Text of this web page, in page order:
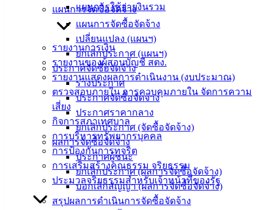
แผนการจัดซื้อจัดจ้าง
แผนการจัดซื้อจัดจ้าง
เปลี่ยนแปลง (แผนฯ)
ยกเลิกประกาศ (แผนฯ)
ประกาศจัดซื้อจัดจ้าง
ร่างประกาศ
ประกาศจัดซื้อจัดจ้าง
ประกาศราคากลาง
ยกเลิกประกาศ (จัดซื้อจัดจ้าง)
ผลการจัดซื้อจัดจ้าง
ประกาศผู้ชนะ
ยกเลิกประกาศ (ผลการจัดซื้อจัดจ้าง)
บอกเลิกสัญญา (ผลการจัดซื้อจัดจ้าง)
สรุปผลการดำเนินการจัดซื้อจัดจ้าง
แผนการใช้จ่ายงินรวม
รายงานการเงิน
รายงานของผู้สอบบัญชี สตง.
รายงานแสดงผลการดำเนินงาน (งบประมาณ)
ตรวจสอบภายใน การควบคุมภายใน จัดการความ
เสี่ยง
กิจการสภาเทศบาล
การบริหารทรัพยากรบุคคล
การป้องกันการทุจริต
การเสริมสร้างคุณธรรม จริยธรรม
ประมวลจริยธรรมสำหรับเจ้าหน้าที่ของรัฐ
และ
หัวหน้า
ราชการ
สภา
เทศบาล
สงวนลิขสิทธิ์ © 2563 เทศบาลเมืองอ่างศิลา จังหวัดชลบุรี |
angsilacity.go.th | Powered byBuuscript